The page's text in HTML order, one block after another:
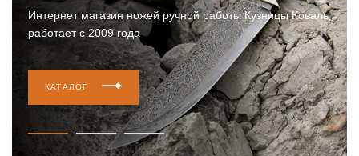
Интернет магазин ножей ручной работы Кузницы Коваль
работает с 2009 года
КАТАЛОГ